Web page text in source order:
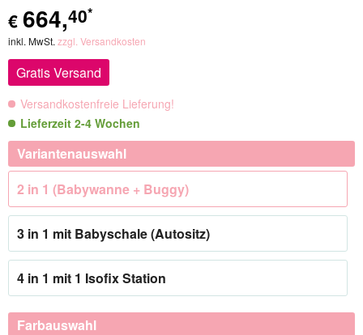
€ 664,40*
inkl. MwSt. zzgl. Versandkosten
Gratis Versand
Versandkostenfreie Lieferung!
Lieferzeit 2-4 Wochen
Variantenauswahl
2 in 1 (Babywanne + Buggy)
3 in 1 mit Babyschale (Autositz)
4 in 1 mit 1 Isofix Station
Farbauswahl